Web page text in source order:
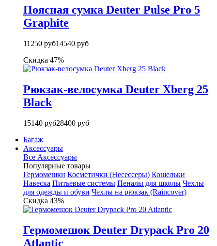
Поясная сумка Deuter Pulse Pro 5
Graphite
11250 руб14540 руб
Скидка 47%
Рюкзак-велосумка Deuter Xberg 25
Black
15140 руб28400 руб
Багаж
Аксессуары
Все Аксессуары
Популярные товары
Гермомешки Косметички (Несессеры) Кошельки
Навеска Питьевые системы Пеналы для школы Чехлы
для одежды и обуви Чехлы на рюкзак (Raincover)
Скидка 43%
Гермомешок Deuter Drypack Pro 20
Atlantic